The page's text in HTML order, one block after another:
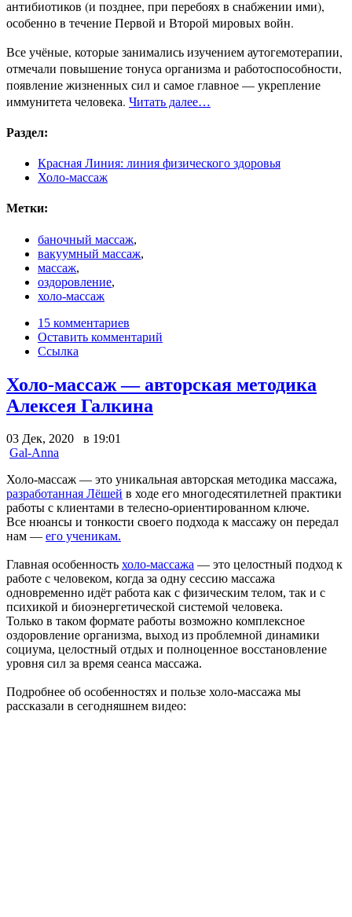
антибиотиков (и позднее, при перебоях в снабжении ими),
особенно в течение Первой и Второй мировых войн.
Все учёные, которые занимались изучением аутогемотерапии,
отмечали повышение тонуса организма и работоспособности,
появление жизненных сил и самое главное — укрепление
иммунитета человека. Читать далее…
Раздел:
Красная Линия: линия физического здоровья
Холо-массаж
Метки:
баночный массаж,
вакуумный массаж,
массаж,
оздоровление,
холо-массаж
15 комментариев
Оставить комментарий
Ссылка
Холо-массаж — авторская методика
Алексея Галкина
03 Дек, 2020 в 19:01
Gal-Anna
Холо-массаж — это уникальная авторская методика массажа,
разработанная Лёшей в ходе его многодесятилетней практики
работы с клиентами в телесно-ориентированном ключе.
Все нюансы и тонкости своего подхода к массажу он передал
нам — его ученикам.
Главная особенность холо-массажа — это целостный подход к
работе с человеком, когда за одну сессию массажа
одновременно идёт работа как с физическим телом, так и с
психикой и биоэнергетической системой человека.
Только в таком формате работы возможно комплексное
оздоровление организма, выход из проблемной динамики
социума, целостный отдых и полноценное восстановление
уровня сил за время сеанса массажа.
Подробнее об особенностях и пользе холо-массажа мы
рассказали в сегодняшнем видео: